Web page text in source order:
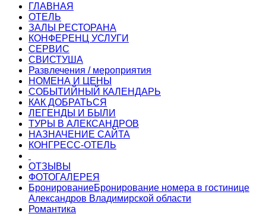
ГЛАВНАЯ
ОТЕЛЬ
ЗАЛЫ РЕСТОРАНА
КОНФЕРЕНЦ УСЛУГИ
СЕРВИС
СВИСТУША
Развлечения / мероприятия
НОМЕНА И ЦЕНЫ
СОБЫТИЙНЫЙ КАЛЕНДАРЬ
КАК ДОБРАТЬСЯ
ЛЕГЕНДЫ И БЫЛИ
ТУРЫ В АЛЕКСАНДРОВ
НАЗНАЧЕНИЕ САЙТА
КОНГРЕСС-ОТЕЛЬ
ОТЗЫВЫ
ФОТОГАЛЕРЕЯ
БронированиеБронирование номера в гостинице
Александров Владимирской области
Романтика